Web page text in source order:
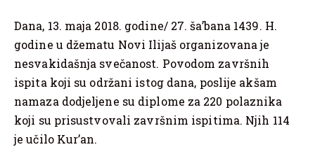
Dana, 13. maja 2018. godine/ 27. ša’bana 1439. H.
godine u džematu Novi Ilijaš organizovana je
nesvakidašnja svečanost. Povodom završnih
ispita koji su održani istog dana, poslije akšam
namaza dodjeljene su diplome za 220 polaznika
koji su prisustvovali završnim ispitima. Njih 114
je učilo Kur’an.